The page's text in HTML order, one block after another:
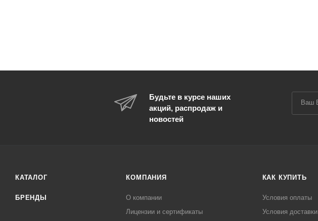
Будьте в курсе наших
акций, распродаж и
новостей
КАТАЛОГ
БРЕНДЫ
КОМПАНИЯ
О компании
Лицензии и сертификаты
КАК КУПИТЬ
Условия оплаты
Условия доставки